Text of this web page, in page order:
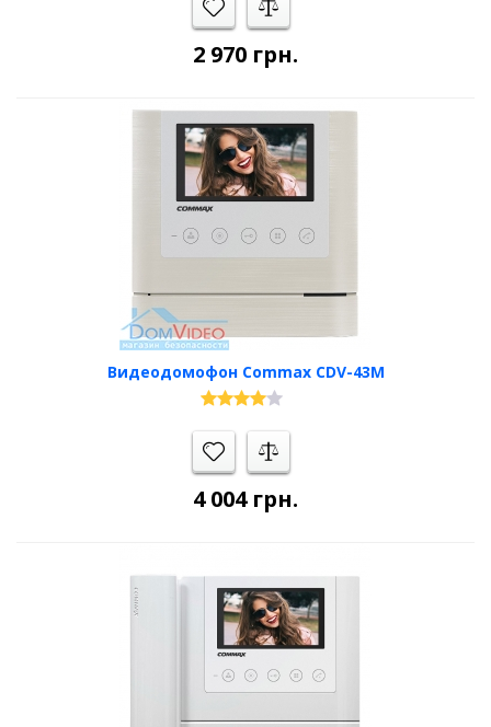
2 970 грн.
Видеодомофон Commax CDV-43M
4 004грн.